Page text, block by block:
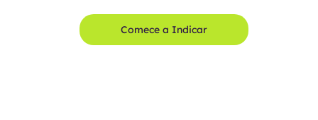
Comece a Indicar